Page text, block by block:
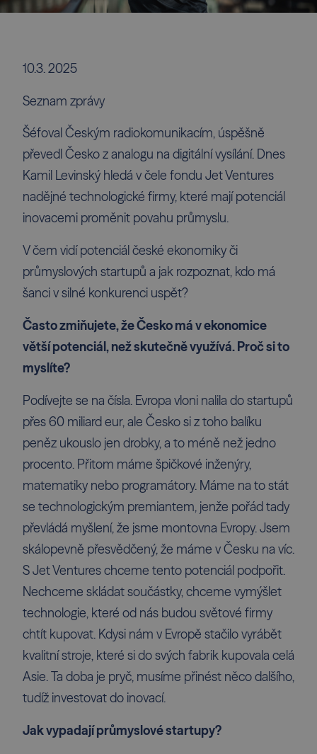
10.3. 2025
Seznam zprávy
Šéfoval Českým radiokomunikacím, úspěšně
převedl Česko z analogu na digitální vysílání. Dnes
Kamil Levinský hledá v čele fondu Jet Ventures
nadějné technologické firmy, které mají potenciál
inovacemi proměnit povahu průmyslu.
V čem vidí potenciál české ekonomiky či
průmyslových startupů a jak rozpoznat, kdo má
šanci v silné konkurenci uspět?
Často zmiňujete, že Česko má v ekonomice
větší potenciál, než skutečně využívá. Proč si to
myslíte?
Podívejte se na čísla. Evropa vloni nalila do startupů
přes 60 miliard eur, ale Česko si z toho balíku
peněz ukouslo jen drobky, a to méně než jedno
procento. Přitom máme špičkové inženýry,
matematiky nebo programátory. Máme na to stát
se technologickým premiantem, jenže pořád tady
převládá myšlení, že jsme montovna Evropy. Jsem
skálopevně přesvědčený, že máme v Česku na víc.
S Jet Ventures chceme tento potenciál podpořit.
Nechceme skládat součástky, chceme vymýšlet
technologie, které od nás budou světové firmy
chtít kupovat. Kdysi nám v Evropě stačilo vyrábět
kvalitní stroje, které si do svých fabrik kupovala celá
Asie. Ta doba je pryč, musíme přinést něco dalšího,
tudíž investovat do inovací.
Jak vypadají průmyslové startupy?